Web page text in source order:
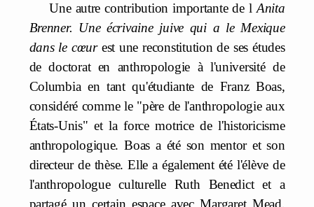
Une autre contribution importante de l Anita
Brenner. Une écrivaine juive qui a le Mexique
dans le cœurest une reconstitution de ses études
de doctorat en anthropologie à l'université de
Columbia en tant qu'étudiante de Franz Boas,
considéré comme le "père de l'anthropologie aux
États-Unis" et la force motrice de l'historicisme
anthropologique. Boas a été son mentor et son
directeur de thèse. Elle a également été l'élève de
l'anthropologue culturelle Ruth Benedict et a
partagé un certain espace avec Margaret Mead,